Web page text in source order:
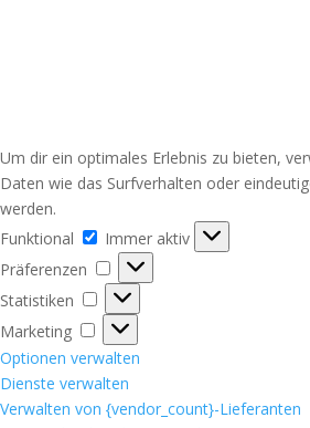
Um dir ein optimales Erlebnis zu bieten,
Daten wie das Surfverhalten oder
werden.
Funktional
Funktional
Immer aktiv
Präferenzen
Präferenzen
Statistiken
Statistiken
Marketing
Marketing
Optionen verwalten
Dienste verwalten
Verwalten von {vendor_count}-Lieferanten